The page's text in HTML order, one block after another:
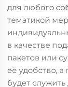
для любого
тематикой
в качестве
пакетов или
её удобство,
будет